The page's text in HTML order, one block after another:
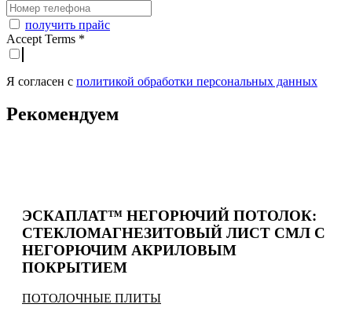
получить прайс
Accept Terms *
Я согласен с политикой обработки персональных данных
Рекомендуем
ЭСКАПЛАТ™ НЕГОРЮЧИЙ ПОТОЛОК:
СТЕКЛОМАГНЕЗИТОВЫЙ ЛИСТ СМЛ С
НЕГОРЮЧИМ АКРИЛОВЫМ
ПОКРЫТИЕМ
ПОТОЛОЧНЫЕ ПЛИТЫ